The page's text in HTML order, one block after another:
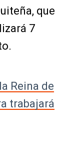
que
7
Reina de
trabajará